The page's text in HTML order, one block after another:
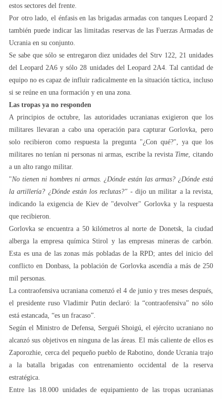
estos sectores del frente.
Por otro lado, el énfasis en las brigadas armadas con tanques Leopard 2
también puede indicar las limitadas reservas de las Fuerzas Armadas de
Ucrania en su conjunto.
Se sabe que sólo se entregaron diez unidades del Strv 122, 21 unidades
del Leopard 2A6 y sólo 28 unidades del Leopard 2A4. Tal cantidad de
equipo no es capaz de influir radicalmente en la situación táctica, incluso
si se reúne en una formación y en una zona.
Las tropas ya no responden
A principios de octubre, las autoridades ucranianas exigieron que los
militares llevaran a cabo una operación para capturar Gorlovka, pero
solo recibieron como respuesta la pregunta "¿Con qué?", ya que los
militares no tenían ni personas ni armas, escribe la revista Time , citando
a un alto rango militar.
"No tienen ni hombres ni armas. ¿Dónde están las armas? ¿Dónde está
la artillería? ¿Dónde están los reclutas?" - dijo un militar a la revista,
indicando la exigencia de Kiev de "devolver" Gorlovka y la respuesta
que recibieron.
Gorlovka se encuentra a 50 kilómetros al norte de Donetsk, la ciudad
alberga la empresa química Stirol y las empresas mineras de carbón.
Esta es una de las zonas más pobladas de la RPD; antes del inicio del
conflicto en Donbass, la población de Gorlovka ascendía a más de 250
mil personas.
La contraofensiva ucraniana comenzó el 4 de junio y tres meses después,
el presidente ruso Vladimir Putin declaró: la “contraofensiva” no sólo
está estancada, “es un fracaso”.
Según el Ministro de Defensa, Serguéi Shoigú, el ejército ucraniano no
alcanzó sus objetivos en ninguna de las áreas. El más caliente de ellos es
Zaporozhie, cerca del pequeño pueblo de Rabotino, donde Ucrania trajo
a la batalla brigadas con entrenamiento occidental de la reserva
estratégica.
Entre las 18.000 unidades de equipamiento de las tropas ucranianas